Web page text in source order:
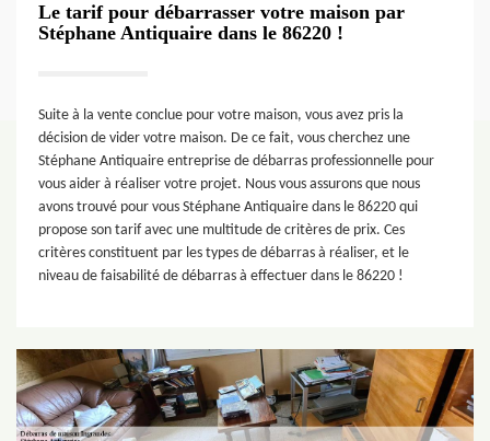
Le tarif pour débarrasser votre maison par
Stéphane Antiquaire dans le 86220 !
Suite à la vente conclue pour votre maison, vous avez pris la
décision de vider votre maison. De ce fait, vous cherchez une
Stéphane Antiquaire entreprise de débarras professionnelle pour
vous aider à réaliser votre projet. Nous vous assurons que nous
avons trouvé pour vous Stéphane Antiquaire dans le 86220 qui
propose son tarif avec une multitude de critères de prix. Ces
critères constituent par les types de débarras à réaliser, et le
niveau de faisabilité de débarras à effectuer dans le 86220 !